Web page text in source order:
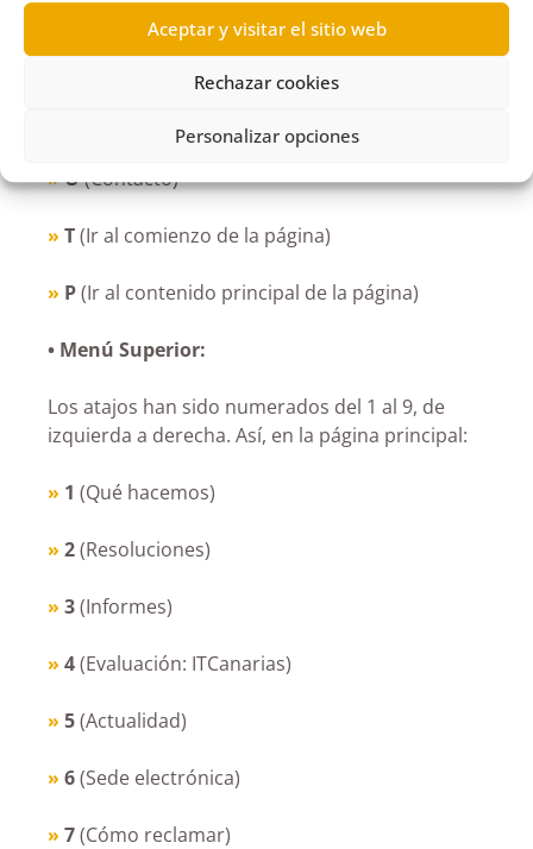
Aceptar y visitar el sitio web
Rechazar cookies
Personalizar opciones
Mediante atajos de teclado se proporciona
acceso a las principales secciones del sitio.
»O(Contacto)
» T(Ir al comienzo de la página)
» P(Ir al contenido principal de la página)
• Menú Superior:
Los atajos han sido numerados del 1 al 9, de
izquierda a derecha. Así, en la página principal:
» 1 (Qué hacemos)
» 2(Resoluciones)
» 3(Informes)
» 4(Evaluación: ITCanarias)
» 5(Actualidad)
» 6(Sede electrónica)
» 7(Cómo reclamar)